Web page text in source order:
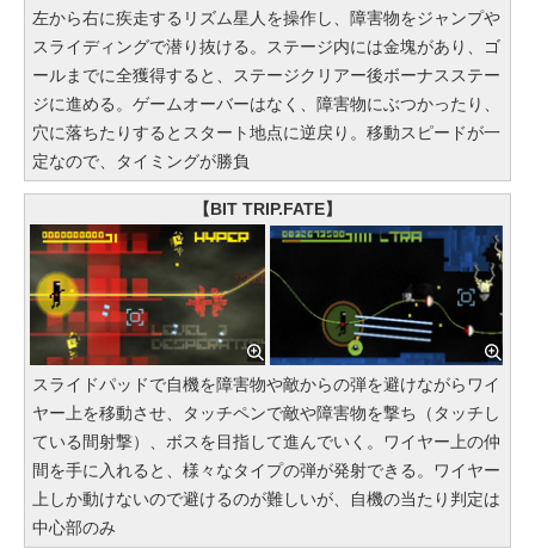
左から右に疾走するリズム星人を操作し、障害物をジャンプや
スライディングで潜り抜ける。ステージ内には金塊があり、ゴ
ールまでに全獲得すると、ステージクリアー後ボーナスステー
ジに進める。ゲームオーバーはなく、障害物にぶつかったり、
穴に落ちたりするとスタート地点に逆戻り。移動スピードが一
定なので、タイミングが勝負
【BIT TRIP.FATE】
スライドパッドで自機を障害物や敵からの弾を避けながらワイ
ヤー上を移動させ、タッチペンで敵や障害物を撃ち（タッチし
ている間射撃）、ボスを目指して進んでいく。ワイヤー上の仲
間を手に入れると、様々なタイプの弾が発射できる。ワイヤー
上しか動けないので避けるのが難しいが、自機の当たり判定は
中心部のみ